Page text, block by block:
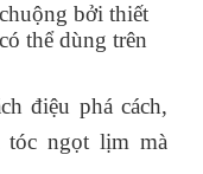
bởi thiết
thể dùng trên
điệu phá cách,
ngọt lịm mà